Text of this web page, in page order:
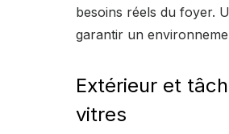
besoins réels du foyer.
garantir un
Extérieur et
vitres